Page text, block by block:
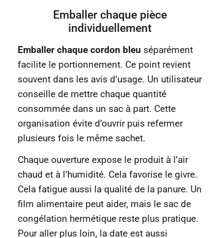
Emballer chaque pièce
individuellement
Emballer chaque cordon bleu séparément
facilite le portionnement. Ce point revient
souvent dans les avis d’usage. Un utilisateur
conseille de mettre chaque quantité
consommée dans un sac à part. Cette
organisation évite d’ouvrir puis refermer
plusieurs fois le même sachet.
Chaque ouverture expose le produit à l’air
chaud et à l’humidité. Cela favorise le givre.
Cela fatigue aussi la qualité de la panure. Un
film alimentaire peut aider, mais le sac de
congélation hermétique reste plus pratique.
Pour aller plus loin, la date est aussi